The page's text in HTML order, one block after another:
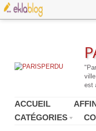
est
ACCUEIL
CATÉGORIES